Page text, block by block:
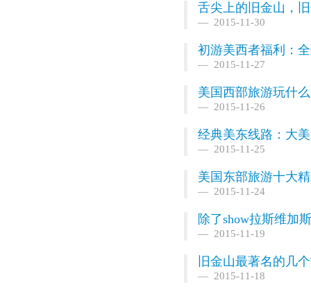
舌尖上的旧金山，
2015-11-30
初游美西者福利：
2015-11-27
美国西部旅游玩什
2015-11-26
经典美东线路：大
2015-11-25
美国东部旅游十大
2015-11-24
除了show拉斯维加
2015-11-19
旧金山最著名的几
2015-11-18